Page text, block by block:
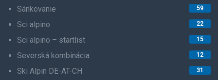
Sánkovanie 59
Sci alpino 22
Sci alpino – startlist 15
Severská kombinácia 12
Ski Alpin DE-AT-CH 31